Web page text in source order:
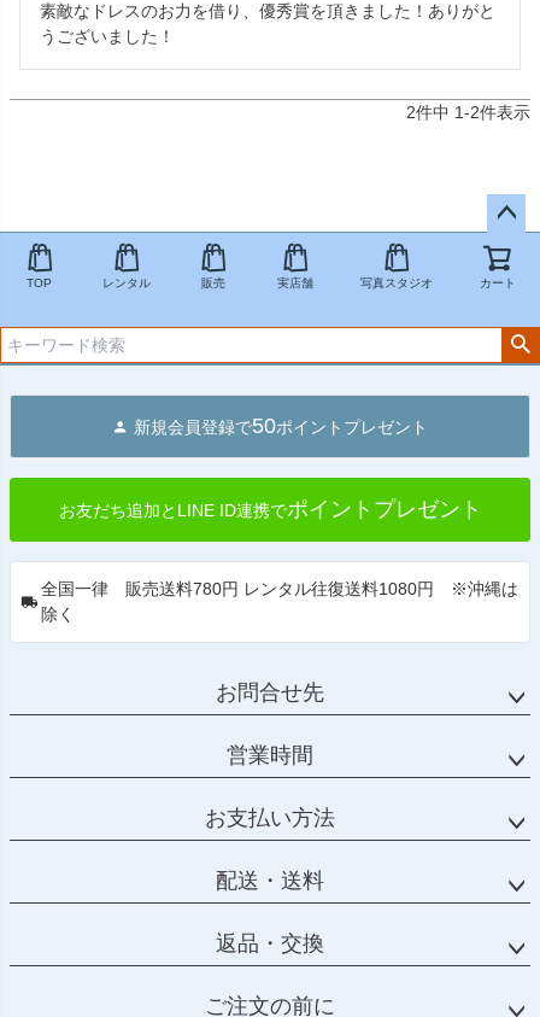
素敵なドレスのお力を借り、優秀賞を頂きました！ありがと
うございました！
2件中 1-2件表示
ペー
ジト
TOP レンタル 販売 実店舗 写真スタジオ カート
新規会員登録で50ポイントプレゼント
お友だち追加とLINE ID連携でポイントプレゼント
全国一律 販売送料780円 レンタル往復送料1080円 ※沖縄は
除く
お問合せ先
営業時間
お支払い方法
配送・送料
返品・交換
ご注文の前に